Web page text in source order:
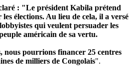
: "Le président Kabila prétend
élections. Au lieu de cela, il a versé
qui veulent persuader les
américain de sa vertu.
nous pourrions financer 25 centres
de milliers de Congolais".